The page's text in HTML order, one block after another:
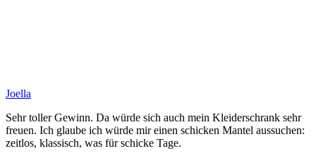
Joella
Sehr toller Gewinn. Da würde sich auch mein Kleiderschrank sehr
freuen. Ich glaube ich würde mir einen schicken Mantel aussuchen:
zeitlos, klassisch, was für schicke Tage.